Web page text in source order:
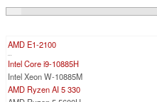
AMD E1-2100
Intel Core i9-10885H
Intel Xeon W-10885M
AMD Ryzen AI 5 330